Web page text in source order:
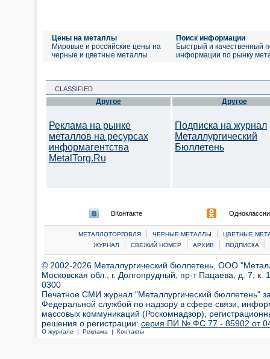
Цены на металлы
Мировые и российские цены на
черные и цветные металлы
Поиск информации
Быстрый и качественный
информации по рынку
CLASSIFIED
Другое
Реклама на рынке
металлов на ресурсах
информагентства
MetalTorg.Ru
Другое
Подписка на журнал
Металлургический
Бюллетень
ВКонтакте
МЕТАЛЛОТОРГОВЛЯ | ЧЕРНЫЕ МЕТАЛЛЫ |
ЦВЕТНЫЕ
ЖУРНАЛ
| СВЕЖИЙ НОМЕР | АРХИВ | ПОДПИСКА |
© 2002-2026 Металлургический бюллетень, ООО
Московская обл., г. Долгопрудный, пр-т Пацаева, д. 7,
0300
Печатное СМИ журнал "Металлургический бюллетень"
Федеральной службой по надзору в сфере связи,
массовых коммуникаций (Роскомнадзор),
решения о регистрации: серия ПИ № ФС 77 - 85902 от 04
О журнале | Реклама | Контакты